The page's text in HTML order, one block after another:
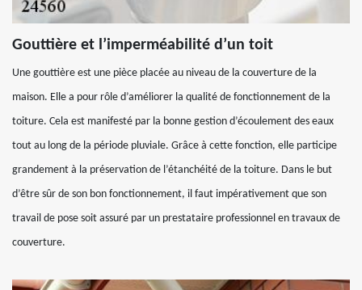
Gouttière et l’imperméabilité d’un toit
Une gouttière est une pièce placée au niveau de la couverture de la
maison. Elle a pour rôle d’améliorer la qualité de fonctionnement de la
toiture. Cela est manifesté par la bonne gestion d’écoulement des eaux
tout au long de la période pluviale. Grâce à cette fonction, elle participe
grandement à la préservation de l’étanchéité de la toiture. Dans le but
d’être sûr de son bon fonctionnement, il faut impérativement que son
travail de pose soit assuré par un prestataire professionnel en travaux de
couverture.